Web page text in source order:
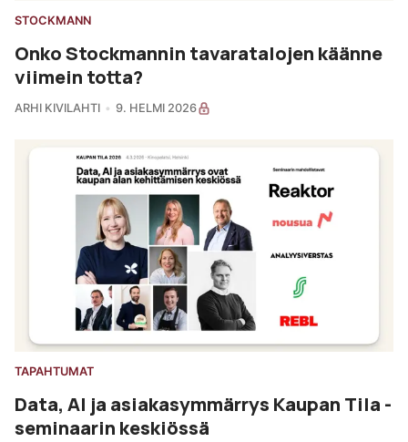
STOCKMANN
Onko Stockmannin tavaratalojen käänne
viimein totta?
ARHI KIVILAHTI 9. HELMI 2026
TAPAHTUMAT
Data, AI ja asiakasymmärrys Kaupan Tila -
seminaarin keskiössä